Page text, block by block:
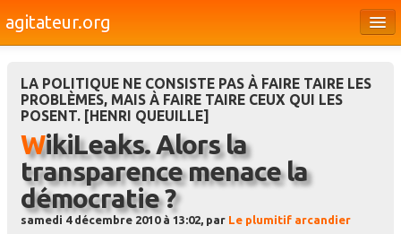
agitateur.org
Bourges & le Cher
Société
Culture
Médias
Dossiers
LA POLITIQUE NE CONSISTE PAS À FAIRE TAIRE LES
PROBLÈMES, MAIS À FAIRE TAIRE CEUX QUI LES
POSENT. [HENRI QUEUILLE]
WikiLeaks. Alors la
transparence menace la
démocratie ?
samedi 4 décembre 2010 à 13:02, par Le plumitif arcandier